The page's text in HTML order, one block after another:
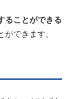
ることができる
できます。